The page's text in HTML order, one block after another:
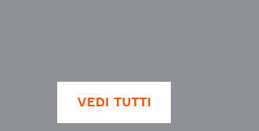
VEDI TUTTI